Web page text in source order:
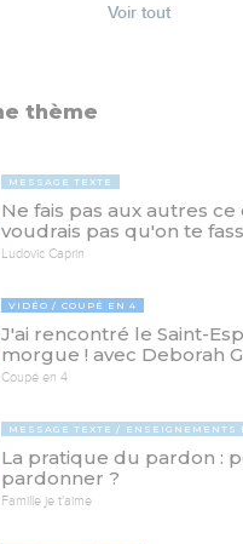
Voir tout
thème
MESSAGE TEXTE
Ne fais pas aux autres
voudrais pas qu'on te
Ludovic Caprin
VIDÉO COUPÉ EN 4
J'ai rencontré le Saint-
morgue ! avec Deborah
Coupé en 4
MESSAGE TEXTE ENSEIGNEMENTS
La pratique du pardon :
pardonner ?
Famille je t'aime